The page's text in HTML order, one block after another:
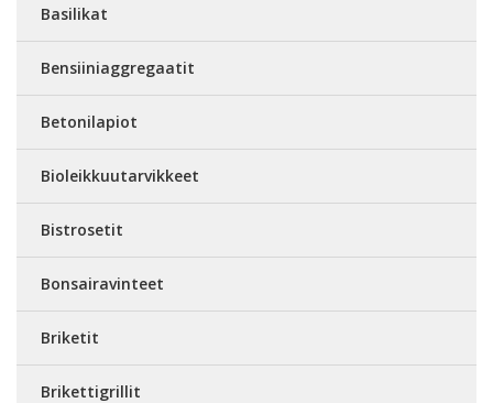
Basilikat
Bensiiniaggregaatit
Betonilapiot
Bioleikkuutarvikkeet
Bistrosetit
Bonsairavinteet
Briketit
Brikettigrillit